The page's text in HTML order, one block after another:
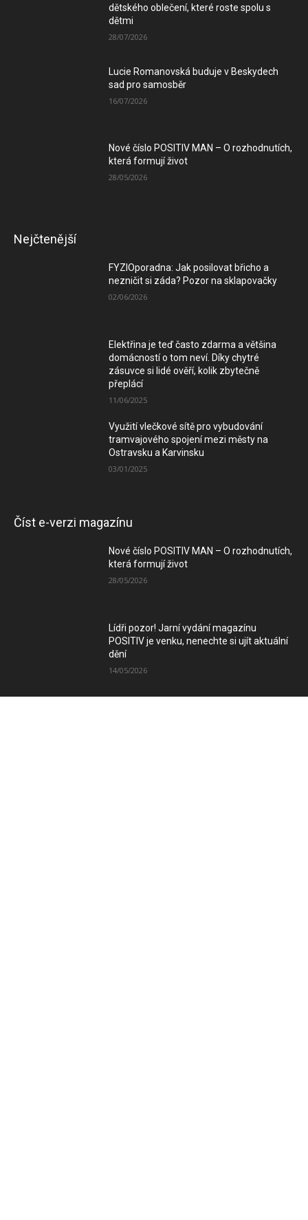
dětského oblečení, které roste spolu s
dětmi
28/07/2026
Lucie Romanovská buduje v Beskydech
sad pro samosběr
16/07/2026
Nové číslo POSITIV MAN – O rozhodnutích,
která formují život
28/05/2026
Nejčtenější
FYZIOporadna: Jak posilovat břicho a
nezničit si záda? Pozor na sklapovačky
02/06/2026
Elektřina je teď často zdarma a většina
domácností o tom neví. Díky chytré
zásuvce si lidé ověří, kolik zbytečně
přeplácí
11/06/2025
Využití vlečkové sítě pro vybudování
tramvajového spojení mezi městy na
Ostravsku a Karvinsku
03/01/2025
Číst e-verzi magazínu
Nové číslo POSITIV MAN – O rozhodnutích,
která formují život
28/05/2026
Lídři pozor! Jarní vydání magazínu
POSITIV je venku, nenechte si ujít aktuální
dění
14/05/2026